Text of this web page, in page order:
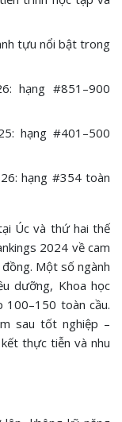
tựu nổi bật trong
hạng #851–900
hạng #401–500
hạng #354 toàn
Úc và thứ hai thế
2024 về cam
Một số ngành
dưỡng, Khoa học
toàn cầu.
sau tốt nghiệp –
thực tiễn và nhu